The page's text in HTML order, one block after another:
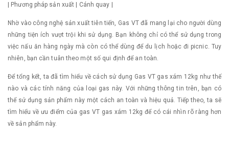
| Phương pháp sản xuất | Cánh quay |
Nhờ vào công nghệ sản xuất tiên tiến, Gas VT đã mang lại cho người dùng
những tiện ích vượt trội khi sử dụng. Bạn không chỉ có thể sử dụng trong
việc nấu ăn hàng ngày mà còn có thể dùng để du lịch hoặc đi picnic. Tuy
nhiên, bạn cần tuân theo một số qui định để an toàn.
Để tổng kết, ta đã tìm hiểu về cách sử dụng Gas VT gas xám 12kg như thế
nào và các tính năng của loại gas này. Với những thông tin trên, bạn có
thể sử dụng sản phẩm này một cách an toàn và hiệu quả. Tiếp theo, ta sẽ
tìm hiểu về ưu điểm của gas VT gas xám 12kg để có cái nhìn rõ ràng hơn
về sản phẩm này.